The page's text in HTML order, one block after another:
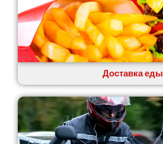
Авангард
Нетешин
Нежин
Никитинцы
Николаев
Никополь
Новоалександровка
Новомосковск
Новоселки
Нововолынск
Доставка еды